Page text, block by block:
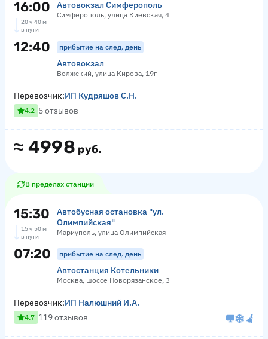
16:00 Автовокзал Симферополь
Симферополь, улица Киевская, 4
20 ч 40 м
в пути
12:40 прибытие на след. день
Автовокзал
Волжский, улица Кирова, 19г
≈ 4998 руб.
Перевозчик:ИП Кудряшов С.Н.
4.2 5 отзывов
В пределах станции
15:30
Автобусная остановка "ул.
Олимпийская"
Мариуполь, улица Олимпийская
15 ч 50 м
в пути
07:20 прибытие на след. день
Автостанция Котельники
Москва, шоссе Новорязанское, 3
Перевозчик:ИП Налюшний И.А.
4.7 119 отзывов